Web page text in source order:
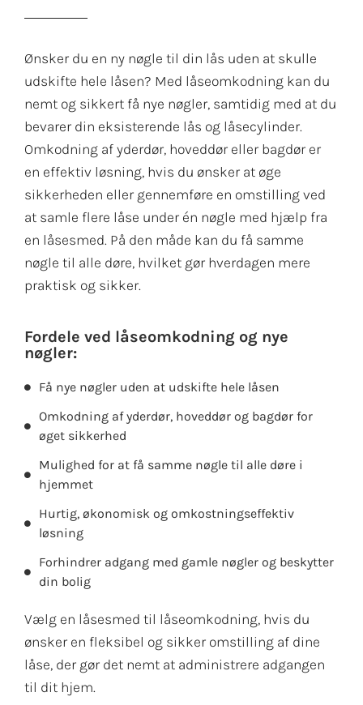
Ønsker du en ny nøgle til din lås uden at skulle
udskifte hele låsen? Med låseomkodning kan du
nemt og sikkert få nye nøgler, samtidig med at du
bevarer din eksisterende lås og låsecylinder.
Omkodning af yderdør, hoveddør eller bagdør er
en effektiv løsning, hvis du ønsker at øge
sikkerheden eller gennemføre en omstilling ved
at samle flere låse under én nøgle med hjælp fra
en låsesmed. På den måde kan du få samme
nøgle til alle døre, hvilket gør hverdagen mere
praktisk og sikker.
Fordele ved låseomkodning og nye
nøgler:
Få nye nøgler uden at udskifte hele låsen
Omkodning af yderdør, hoveddør og bagdør for
øget sikkerhed
Mulighed for at få samme nøgle til alle døre i
hjemmet
Hurtig, økonomisk og omkostningseffektiv
løsning
Forhindrer adgang med gamle nøgler og beskytter
din bolig
Vælg en låsesmed til låseomkodning, hvis du
ønsker en fleksibel og sikker omstilling af dine
låse, der gør det nemt at administrere adgangen
til dit hjem.